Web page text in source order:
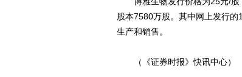
股本7580万股。其中网上发行
生产和销售。
（《证券时报》快讯中心）